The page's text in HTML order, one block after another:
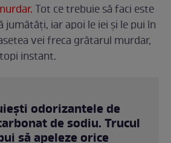
Tot ce trebuie să faci este
jumătăți, iar apoi le iei și le pui în
vei freca grătarul murdar,
instant.
odorizantele de
de sodiu. Trucul
să apeleze orice